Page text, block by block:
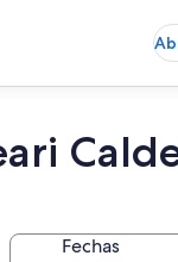
Fechas